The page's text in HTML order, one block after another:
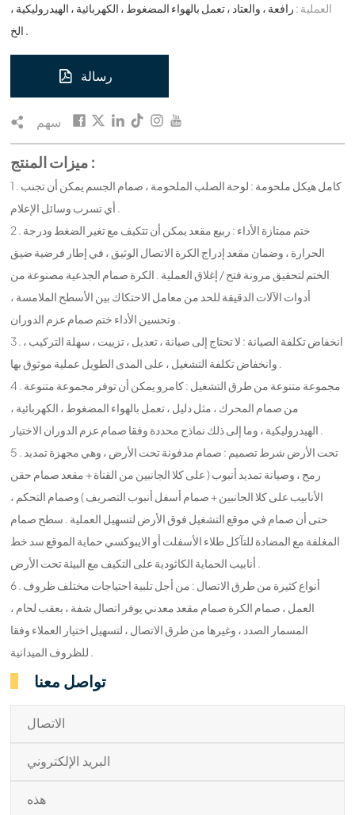
العملية : رافعة ، والعتاد ، تعمل بالهواء المضغوط ، الكهربائية ، الهيدروليكية ،
الخ .
رسالة
سهم
ميزات المنتج :
1 . كامل هيكل ملحومة : لوحة الصلب الملحومة ، صمام الجسم يمكن أن تجنب
أي تسرب وسائل الإعلام .
2 . ختم ممتازة الأداء : ربيع مقعد يمكن أن تتكيف مع تغير الضغط ودرجة
الحرارة ، وضمان مقعد إدراج الكرة الاتصال الوثيق ، في إطار فرضية ضيق
الختم لتحقيق مرونة فتح / إغلاق العملية . الكرة صمام الجذعية مصنوعة من
أدوات الآلات الدقيقة للحد من معامل الاحتكاك بين الأسطح الملامسة ،
وتحسين الأداء ختم صمام عزم الدوران .
3 . انخفاض تكلفة الصيانة : لا تحتاج إلى صيانة ، تعديل ، تزييت ، سهلة التركيب ،
وانخفاض تكلفة التشغيل ، على المدى الطويل عملية موثوق بها .
4 . مجموعة متنوعة من طرق التشغيل : كامرو يمكن أن توفر مجموعة متنوعة
من صمام المحرك ، مثل دليل ، تعمل بالهواء المضغوط ، الكهربائية ،
الهيدروليكية ، وما إلى ذلك نماذج محددة وفقا صمام عزم الدوران الاختيار .
5 . تحت الأرض شرط تصميم : صمام مدفونة تحت الأرض ، وهي مجهزة تمديد
رمح ، وصيانة تمديد أنبوب ( على كلا الجانبين من القناة + مقعد صمام حقن
الأنابيب على كلا الجانبين + صمام أسفل أنبوب التصريف ) وصمام التحكم ،
حتى أن صمام في موقع التشغيل فوق الأرض لتسهيل العملية . سطح صمام
المغلفة مع المضادة للتآكل طلاء الأسفلت أو الايبوكسي حماية الموقع سد خط
أنابيب الحماية الكاثودية على التكيف مع البيئة تحت الأرض .
6 . أنواع كثيرة من طرق الاتصال : من أجل تلبية احتياجات مختلف ظروف
العمل ، صمام الكرة صمام مقعد معدني يوفر اتصال شفة ، بعقب لحام ،
المسمار الصدد ، وغيرها من طرق الاتصال ، لتسهيل اختيار العملاء وفقا
للظروف الميدانية .
تواصل معنا